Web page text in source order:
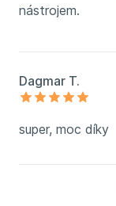
nástrojem.
Dagmar T.
super, moc díky